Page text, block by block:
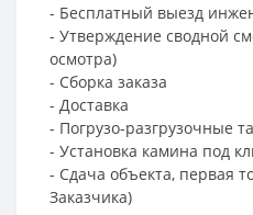
- Бесплатный выезд
- Утверждение сводной
осмотра)
- Сборка заказа
- Доставка
- Погрузо-разгрузочные
- Установка камина под
- Сдача объекта, первая
Заказчика)